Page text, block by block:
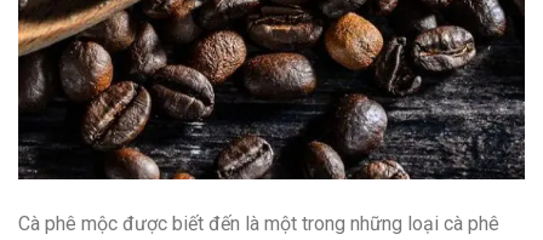
Cà phê mộc được biết đến là một trong những loại cà phê